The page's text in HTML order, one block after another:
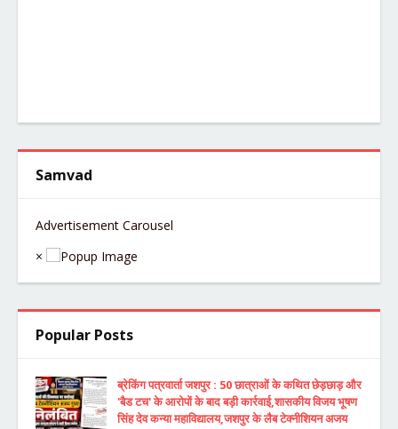
Samvad
Advertisement Carousel
×
Popular Posts
ब्रेकिंग पत्रवार्ता जशपुर : 50 छात्राओं के कथित छेड़छाड़ और
'बैड टच' के आरोपों के बाद बड़ी कार्रवाई,शासकीय विजय भूषण
सिंह देव कन्या महाविद्यालय,जशपुर के लैब टेक्नीशियन अजय